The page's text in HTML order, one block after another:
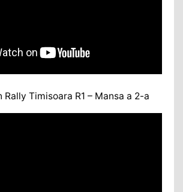
Rally Timisoara R1 – Mansa a 2-a